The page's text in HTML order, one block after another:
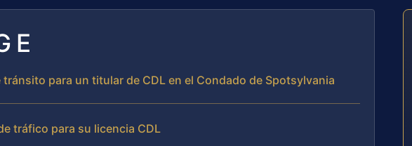
para un titular de CDL en el Condado de Spotsylvania
tráfico para su licencia CDL